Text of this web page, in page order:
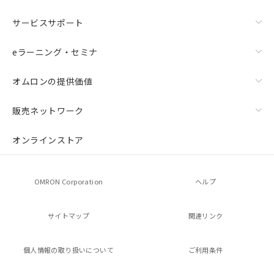
サービスサポート
eラーニング・セミナ
オムロンの提供価値
販売ネットワーク
オンラインストア
OMRON Corporation ヘルプ
サイトマップ 関連リンク
個人情報の取り扱いについて ご利用条件